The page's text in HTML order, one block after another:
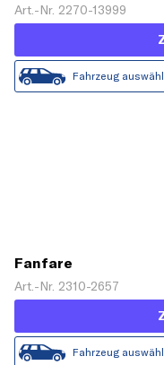
Art.-Nr. 2270-13999
Fahrzeug
Fanfare
Art.-Nr. 2310-2657
Fahrzeug